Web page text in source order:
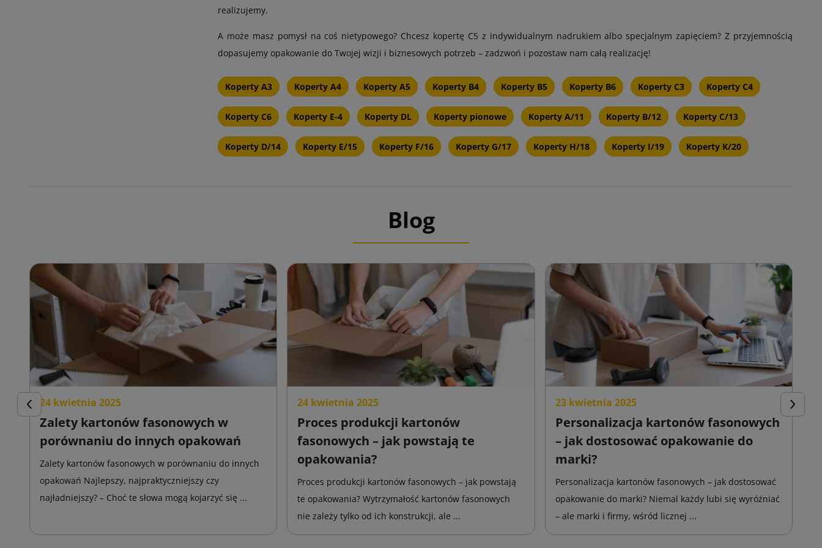
realizujemy.
A może masz pomysł na coś nietypowego? Chcesz kopertę C5 z indywidualnym nadrukiem albo specjalnym zapięciem? Z przyjemnością
dopasujemy opakowanie do Twojej wizji i biznesowych potrzeb – zadzwoń i pozostaw nam całą realizację!
Koperty A3 Koperty A4 Koperty A5 Koperty B4 Koperty B5 Koperty B6 Koperty C3 Koperty C4
Koperty C6 Koperty E-4 Koperty DL Koperty pionowe Koperty A/11 Koperty B/12 Koperty C/13
Koperty D/14 Koperty E/15 Koperty F/16 Koperty G/17 Koperty H/18 Koperty I/19 Koperty K/20
Blog
Poprzedni
24 kwietnia 2025
Zalety kartonów fasonowych w
porównaniu do innych opakowań
Zalety kartonów fasonowych w porównaniu do innych
opakowań Najlepszy, najpraktyczniejszy czy
najładniejszy? – Choć te słowa mogą kojarzyć się ...
24 kwietnia 2025
Proces produkcji kartonów
fasonowych – jak powstają te
opakowania?
Proces produkcji kartonów fasonowych – jak powstają
te opakowania? Wytrzymałość kartonów fasonowych
nie zależy tylko od ich konstrukcji, ale ...
23 kwietnia 2025
Personalizacja kartonów fasonowych
– jak dostosować opakowanie do
marki?
Personalizacja kartonów fasonowych – jak dostosować
opakowanie do marki? Niemal każdy lubi się wyróżniać
– ale marki i firmy, wśród licznej ...